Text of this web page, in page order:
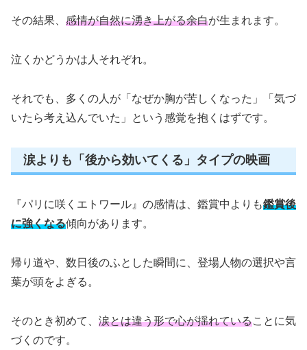
その結果、 感情が自然に湧き上がる余白が生まれます。
泣くかどうかは人それぞれ。
それでも、多くの人が「なぜか胸が苦しくなった」「気づ
いたら考え込んでいた」という感覚を抱くはずです。
涙よりも「後から効いてくる」タイプの映画
『パリに咲くエトワール』の感情は、鑑賞中よりも鑑賞後
に強くなる傾向があります。
帰り道や、数日後のふとした瞬間に、登場人物の選択や言
葉が頭をよぎる。
そのとき初めて、 涙とは違う形で心が揺れていることに気
づくのです。